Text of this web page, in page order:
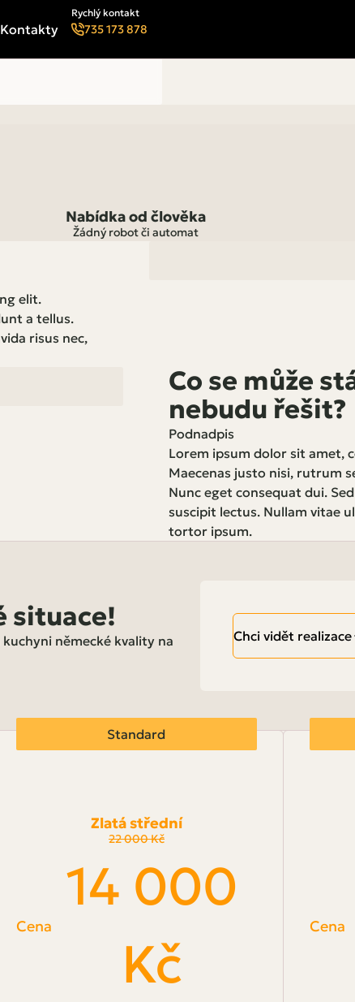
Kontakty
Rychlý kontakt
735 173 878
Nabídka od člověka
Žádný robot či automat
elit.
a tellus.
risus nec,
Co se může
nebudu řešit?
Podnadpis
Lorem ipsum dolor sit amet,
Maecenas justo nisi, rutrum
Nunc eget consequat dui.
suscipit lectus. Nullam vitae
tortor ipsum.
situace!
německé kvality na
Chci vidět realizace
Standard
Zlatá střední
22 000 Kč
Cena
14 000
Kč
Cena